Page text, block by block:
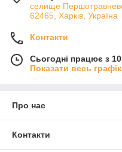
cелище
62465, Харків, Україна
Контакти
Сьогодні працює з
Показати весь
Про нас
Контакти